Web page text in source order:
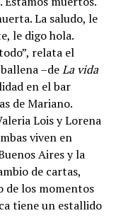
La saludo, le
le digo hola.
relata el
–deLa vida
en el bar
de Mariano.
Lois y Lorena
viven en
Aires y la
de cartas,
de los momentos
tiene un estallido